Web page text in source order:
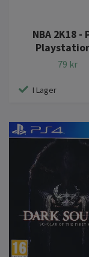
NBA 2K18 -
79 kr
I Lager